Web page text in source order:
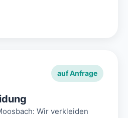
auf Anfrage
Wir verkleiden